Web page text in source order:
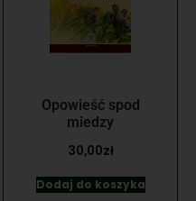
Opowieść spod
miedzy
30,00zł
Dodaj do koszyka